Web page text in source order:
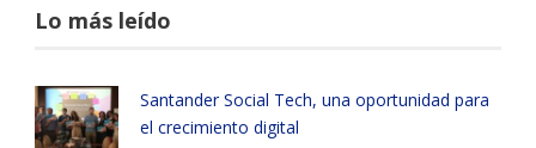
Lo más leído
Santander Social Tech, una oportunidad para
el crecimiento digital